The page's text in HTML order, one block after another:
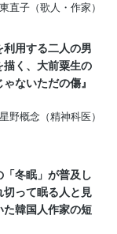
直子（歌人・作家）
利用する二人の男
描く、大前粟生の
ないただの傷』
野概念（精神科医）
「冬眠」が普及し
って眠る人と見
た韓国人作家の短